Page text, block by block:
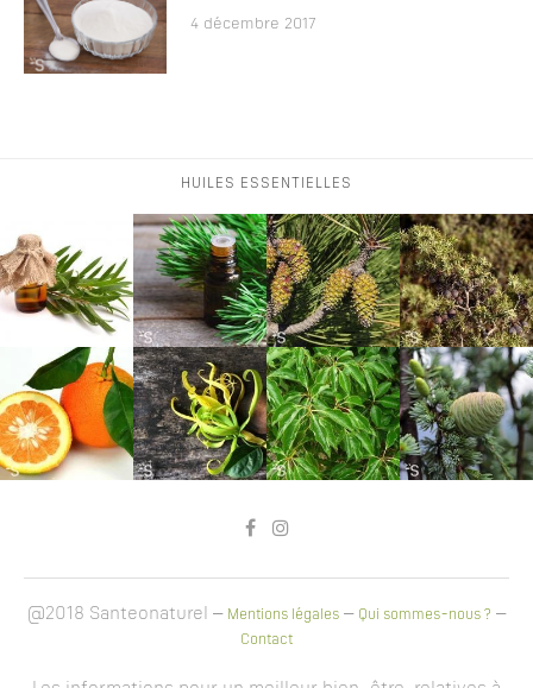
4 décembre 2017
HUILES ESSENTIELLES
@2018 Santeonaturel – Mentions légales – Qui sommes-nous ? –
Contact